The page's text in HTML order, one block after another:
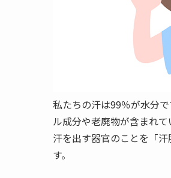
私たちの汗は99％が水分
ル成分や老廃物が含まれて
汗を出す器官のことを「
す。